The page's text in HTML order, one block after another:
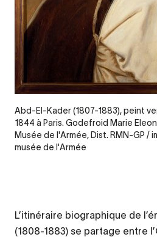
Legende
Abd-El-Kader (1807-1883), peint
1844 à Paris. Godefroid Marie
Musée de l'Armée, Dist. RMN-GP /
musée de l'Armée
L’itinéraire biographique de
(1808-1883) se partage entre